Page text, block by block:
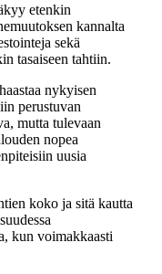
etenkin
kannalta
sekä
tasaiseen tahtiin.
nykyisen
perustuvan
mutta tulevaan
nopea
uusia
koko ja sitä kautta
kun voimakkaasti